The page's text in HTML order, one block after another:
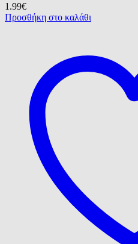
1.99€
Προσθήκη στο καλάθι